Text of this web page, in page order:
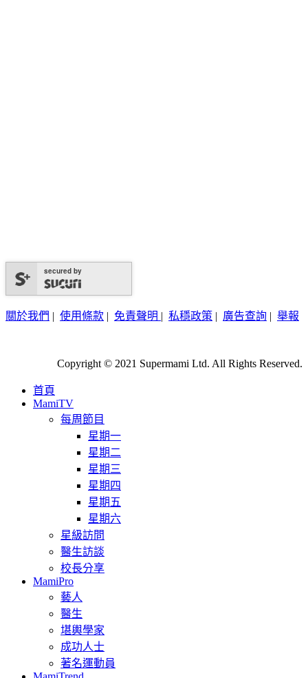
secured by
關於我們 | 使用條款 | 免責聲明 | 私穩政策 | 廣告查詢 | 舉報
Copyright © 2021 Supermami Ltd. All Rights Reserved.
首頁
MamiTV
每周節目
星期一
星期二
星期三
星期四
星期五
星期六
星級訪問
醫生訪談
校長分享
MamiPro
藝人
醫生
堪輿學家
成功人士
著名運動員